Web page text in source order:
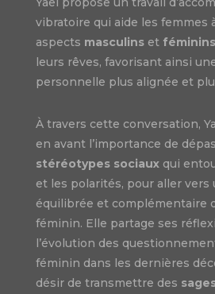
vibratoire qui aide les femmes
aspects masculinset féminins
leurs rêves, favorisant ainsi
personnelle plus alignée et
À travers cette conversation,
en avant l’importance de
stéréotypes sociauxqui
et les polarités, pour aller vers
équilibrée et complémentaire
féminin. Elle partage ses
l’évolution des
féminin dans les dernières
désir de transmettre des